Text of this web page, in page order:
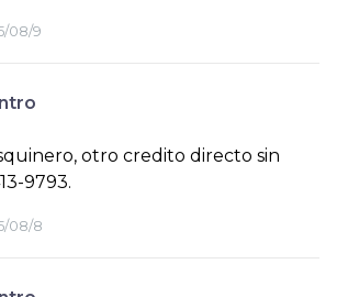
08/9
otro credito directo sin
9793.
08/8